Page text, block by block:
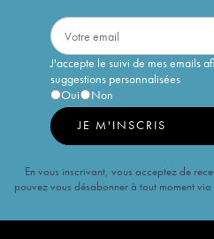
J'accepte le suivi de mes emails
suggestions personnalisées
Oui
Non
JE M'INSCRIS
En vous inscrivant, vous acceptez de
pouvez vous désabonner à tout moment